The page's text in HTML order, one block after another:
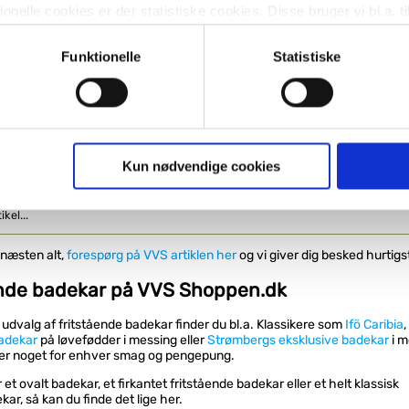
som giver mening for den enkelte af vores kunder.
egne cookies og tredjeparts cookies. Ved at klikke 'Vis
så giver du samtykke til de ovenfor nævnte formål med de
vælge bestemte cookie-typer til og fra nedenfor. Til enhver tid
måtte ønske det.
vi behandler dine personoplysninger, ved at klikkeher.
Funktionelle Statistiske
Kun nødvendige cookies
back-to-wall
x 800 mm - Mat
Grohe Essence Keramik
VVS nr. 667012000
Fragt 0,-
VVS artiklen - søg i feltet herunder.
alt,forespørg på VVS artiklen herog vi giver dig besked
badekar på VVS Shoppen.dk
af fritstående badekar finder du bl.a. Klassikere som Ifö Caribia,
på løvefødder i messing ellerStrømbergs eksklusive badekari
noget for enhver smag og pengepung.
et ovalt badekar, et firkantet fritstående badekar eller et helt klassisk
så kan du finde det lige her.